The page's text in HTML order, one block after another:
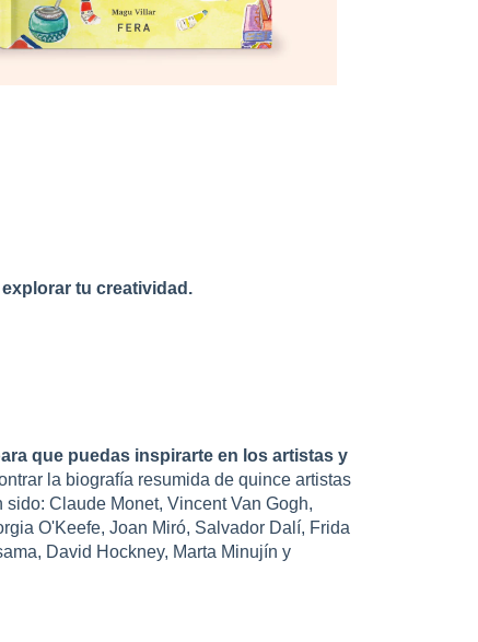
tu creatividad.
que puedas inspirarte en los artistas y
la biografía resumida de quince artistas
Claude Monet, Vincent Van Gogh,
O'Keefe, Joan Miró, Salvador Dalí, Frida
David Hockney, Marta Minujín y